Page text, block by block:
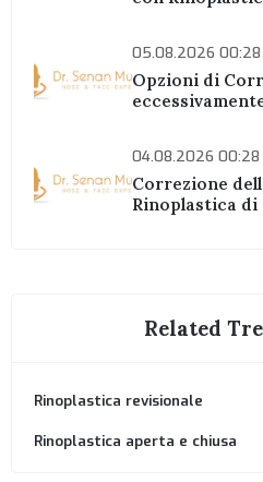
05.08.2026 00:28
Opzioni di
04.08.2026 00:28
Correzione
Rinoplastica di
Related
Rinoplastica revisionale
Rinoplastica aperta e chiusa